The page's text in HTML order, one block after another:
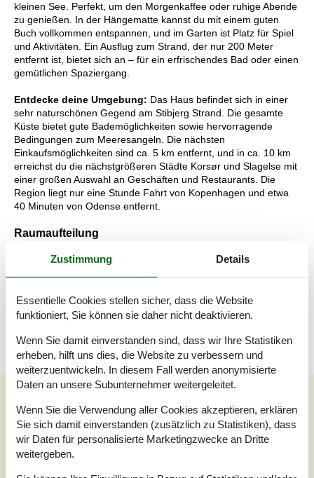
kleinen See. Perfekt, um den Morgenkaffee oder ruhige Abende
zu genießen. In der Hängematte kannst du mit einem guten
Buch vollkommen entspannen, und im Garten ist Platz für Spiel
und Aktivitäten. Ein Ausflug zum Strand, der nur 200 Meter
entfernt ist, bietet sich an – für ein erfrischendes Bad oder einen
gemütlichen Spaziergang.
Entdecke deine Umgebung: Das Haus befindet sich in einer
sehr naturschönen Gegend am Stibjerg Strand. Die gesamte
Küste bietet gute Bademöglichkeiten sowie hervorragende
Bedingungen zum Meeresangeln. Die nächsten
Einkaufsmöglichkeiten sind ca. 5 km entfernt, und in ca. 10 km
erreichst du die nächstgrößeren Städte Korsør und Slagelse mit
einer großen Auswahl an Geschäften und Restaurants. Die
Region liegt nur eine Stunde Fahrt von Kopenhagen und etwa
40 Minuten von Odense entfernt.
Raumaufteilung
Schlafzimmer
Schlafzimmer
Doppelbett - 140*200
Unsere Gästebewertungen
Unsere Gästebewertungen
4,0
Zustimmung Details
Essentielle Cookies stellen sicher, dass die Website
funktioniert, Sie können sie daher nicht deaktivieren.
Wenn Sie damit einverstanden sind, dass wir Ihre Statistiken
erheben, hilft uns dies, die Website zu verbessern und
weiterzuentwickeln. In diesem Fall werden anonymisierte
Daten an unsere Subunternehmer weitergeleitet.
Wenn Sie die Verwendung aller Cookies akzeptieren, erklären
Sie sich damit einverstanden (zusätzlich zu Statistiken), dass
wir Daten für personalisierte Marketingzwecke an Dritte
weitergeben.